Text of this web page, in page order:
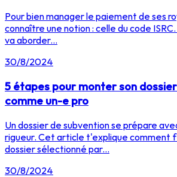
Pour bien manager le paiement de ses
connaître une notion : celle du code
va aborder...
30/8/2024
5 étapes pour monter son
comme un-e pro
Un dossier de subvention se prépare
rigueur. Cet article t'explique comment
dossier sélectionné par...
30/8/2024